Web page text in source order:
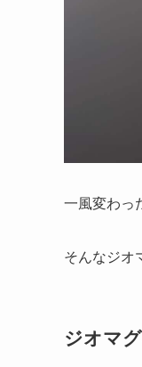
一風変わっ
そんなジオ
ジオマ